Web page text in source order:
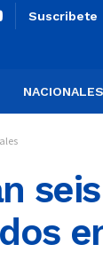
Suscribete
NACIONALES